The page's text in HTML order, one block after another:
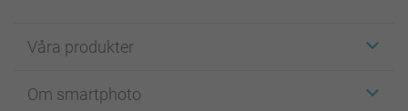
Våra produkter
Fotokort
Om smartphoto